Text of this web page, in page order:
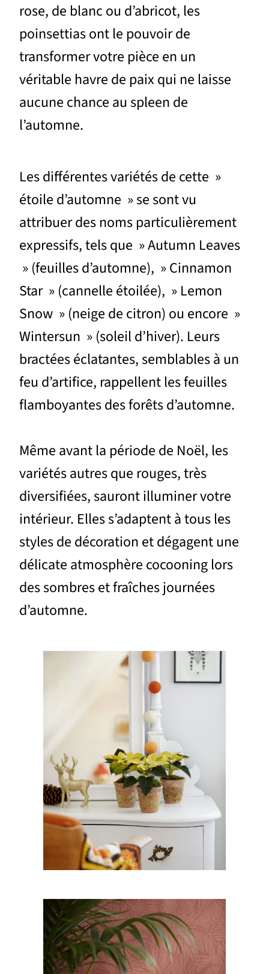
rose, de blanc ou d’abricot, les
poinsettias ont le pouvoir de
transformer votre pièce en un
véritable havre de paix qui ne laisse
aucune chance au spleen de
l’automne.
Les différentes variétés de cette »
étoile d’automne » se sont vu
attribuer des noms particulièrement
expressifs, tels que » Autumn Leaves
» (feuilles d’automne), » Cinnamon
Star » (cannelle étoilée), » Lemon
Snow » (neige de citron) ou encore »
Wintersun » (soleil d’hiver). Leurs
bractées éclatantes, semblables à un
feu d’artifice, rappellent les feuilles
flamboyantes des forêts d’automne.
Même avant la période de Noël, les
variétés autres que rouges, très
diversifiées, sauront illuminer votre
intérieur. Elles s’adaptent à tous les
styles de décoration et dégagent une
délicate atmosphère cocooning lors
des sombres et fraîches journées
d’automne.